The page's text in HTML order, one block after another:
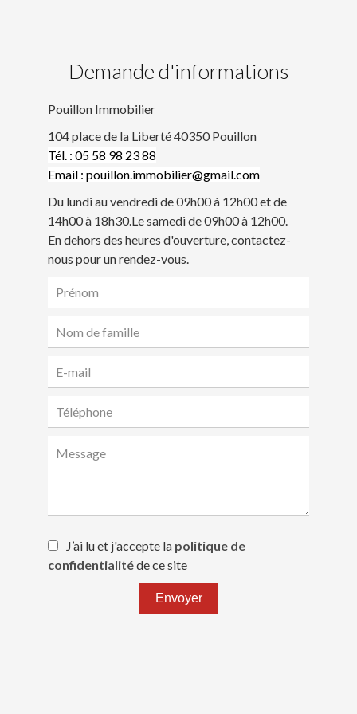
Demande d'informations
Pouillon Immobilier
104 place de la Liberté 40350 Pouillon
Tél. : 05 58 98 23 88
Email : pouillon.immobilier@gmail.com
Du lundi au vendredi de 09h00 à 12h00 et de
14h00 à 18h30.Le samedi de 09h00 à 12h00.
En dehors des heures d'ouverture, contactez-
nous pour un rendez-vous.
J’ai lu et j'accepte la politique de
confidentialitéde ce site
Envoyer